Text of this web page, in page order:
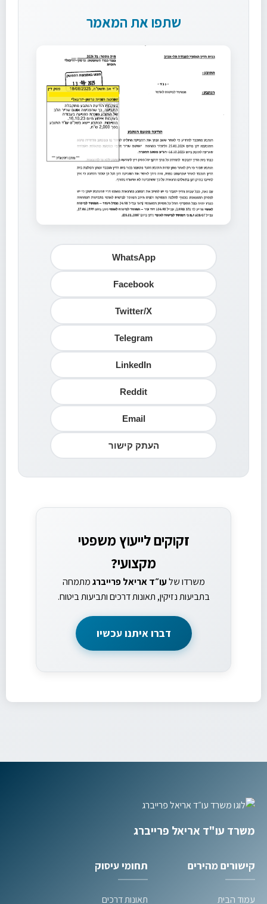
שתפו את המאמר
WhatsApp
Facebook
Twitter/X
Telegram
LinkedIn
Reddit
Email
העתק קישור
זקוקים לייעוץ משפטי
מקצועי?
משרדו שלעו״ד אריאל פרייברגמתמחה
בתביעות נזיקין, תאונות דרכים ותביעות ביטוח.
דברו איתנו עכשיו
משרד עו"ד אריאל פרייברג
קישורים מהירים
עמוד הבית
תחומי עיסוק
תאונות דרכים